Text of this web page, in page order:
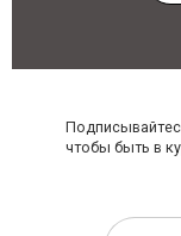
чтобы быть в